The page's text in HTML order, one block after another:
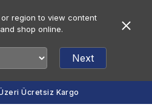
region to view content
shop online.
Next
Ücretsiz Kargo